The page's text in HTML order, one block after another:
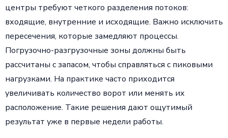
центры требуют четкого разделения потоков:
входящие, внутренние и исходящие. Важно исключить
пересечения, которые замедляют процессы.
Погрузочно-разгрузочные зоны должны быть
рассчитаны с запасом, чтобы справляться с пиковыми
нагрузками. На практике часто приходится
увеличивать количество ворот или менять их
расположение. Такие решения дают ощутимый
результат уже в первые недели работы.